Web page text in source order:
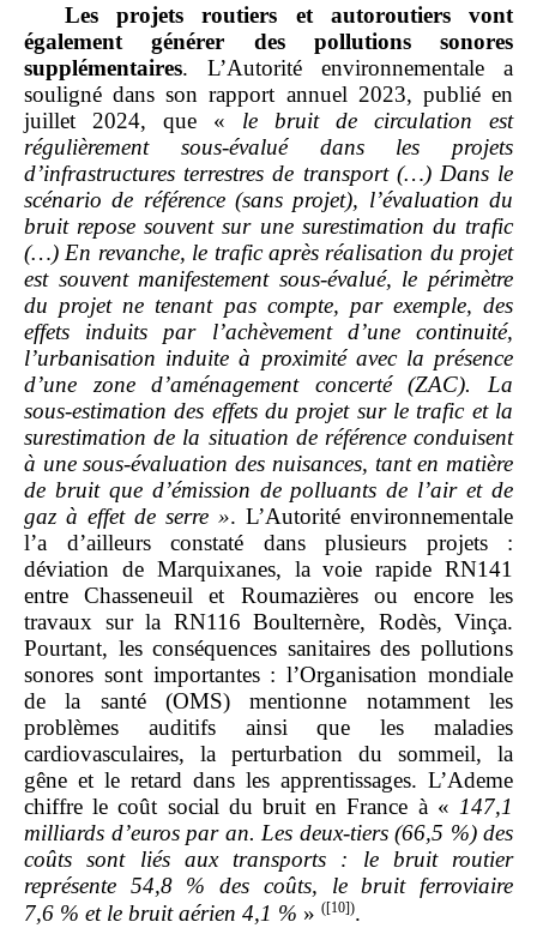
Les projets routiers et autoroutiers vont
également générer des pollutions sonores
supplémentaires. L’Autorité environnementale a
souligné dans son rapport annuel 2023, publié en
juillet 2024, que « le bruit de circulation est
régulièrement sous‑évalué dans les projets
d’infrastructures terrestres de transport (…) Dans le
scénario de référence (sans projet), l’évaluation du
bruit repose souvent sur une surestimation du trafic
(…) En revanche, le trafic après réalisation du projet
est souvent manifestement sous‑évalué, le périmètre
du projet ne tenant pas compte, par exemple, des
effets induits par l’achèvement d’une continuité,
l’urbanisation induite à proximité avec la présence
d’une zone d’aménagement concerté (ZAC). La
sous‑estimation des effets du projet sur le trafic et la
surestimation de la situation de référence conduisent
à une sous‑évaluation des nuisances, tant en matière
de bruit que d’émission de polluants de l’air et de
gaz à effet de serre ». L’Autorité environnementale
l’a d’ailleurs constaté dans plusieurs projets :
déviation de Marquixanes, la voie rapide RN141
entre Chasseneuil et Roumazières ou encore les
travaux sur la RN116 Boulternère, Rodès, Vinça.
Pourtant, les conséquences sanitaires des pollutions
sonores sont importantes : l’Organisation mondiale
de la santé (OMS) mentionne notamment les
problèmes auditifs ainsi que les maladies
cardiovasculaires, la perturbation du sommeil, la
gêne et le retard dans les apprentissages. L’Ademe
chiffre le coût social du bruit en France à « 147,1
milliards d’euros par an. Les deux‑tiers (66,5 %) des
coûts sont liés aux transports
: le bruit routier
représente 54,8 % des coûts, le bruit ferroviaire
7,6 % et le bruit aérien 4,1 % » ([10]).